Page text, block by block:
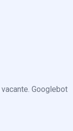
Googlebot